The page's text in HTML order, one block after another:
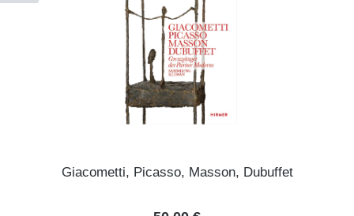
Giacometti, Picasso, Masson, Dubuffet